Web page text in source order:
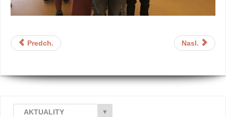
Predch. Nasl.
AKTUALITY ▼